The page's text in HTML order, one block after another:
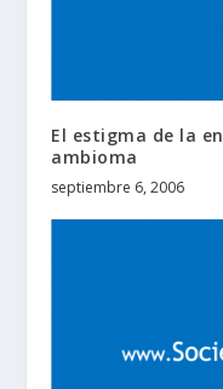
El estigma de la
ambioma
septiembre 6, 2006